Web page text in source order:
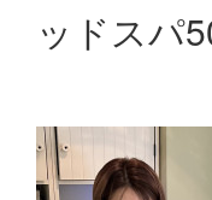
ッドスパ